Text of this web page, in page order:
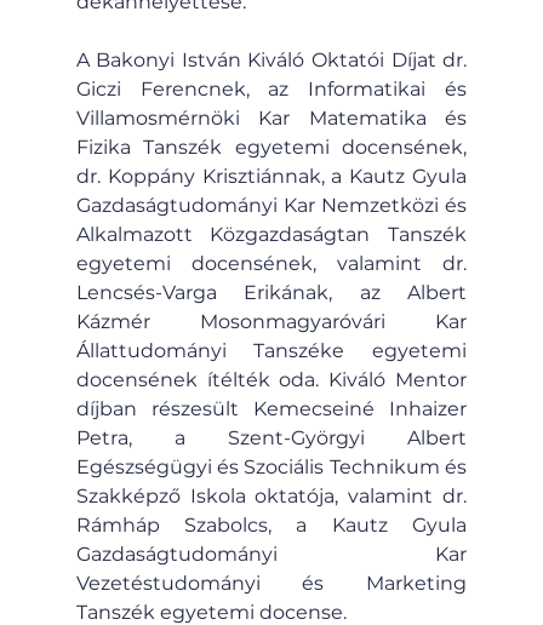
A Bakonyi István Kiváló Oktatói Díjat dr.
Giczi Ferencnek, az Informatikai és
Villamosmérnöki Kar Matematika és
Fizika Tanszék egyetemi docensének,
dr. Koppány Krisztiánnak, a Kautz Gyula
Gazdaságtudományi Kar Nemzetközi és
Alkalmazott Közgazdaságtan Tanszék
egyetemi docensének, valamint dr.
Lencsés-Varga Erikának, az Albert
Kázmér Mosonmagyaróvári Kar
Állattudományi Tanszéke egyetemi
docensének ítélték oda. Kiváló Mentor
díjban részesült Kemecseiné Inhaizer
Petra, a Szent-Györgyi Albert
Egészségügyi és Szociális Technikum és
Szakképző Iskola oktatója, valamint dr.
Rámháp Szabolcs, a Kautz Gyula
Gazdaságtudományi Kar
Vezetéstudományi és Marketing
Tanszék egyetemi docense.